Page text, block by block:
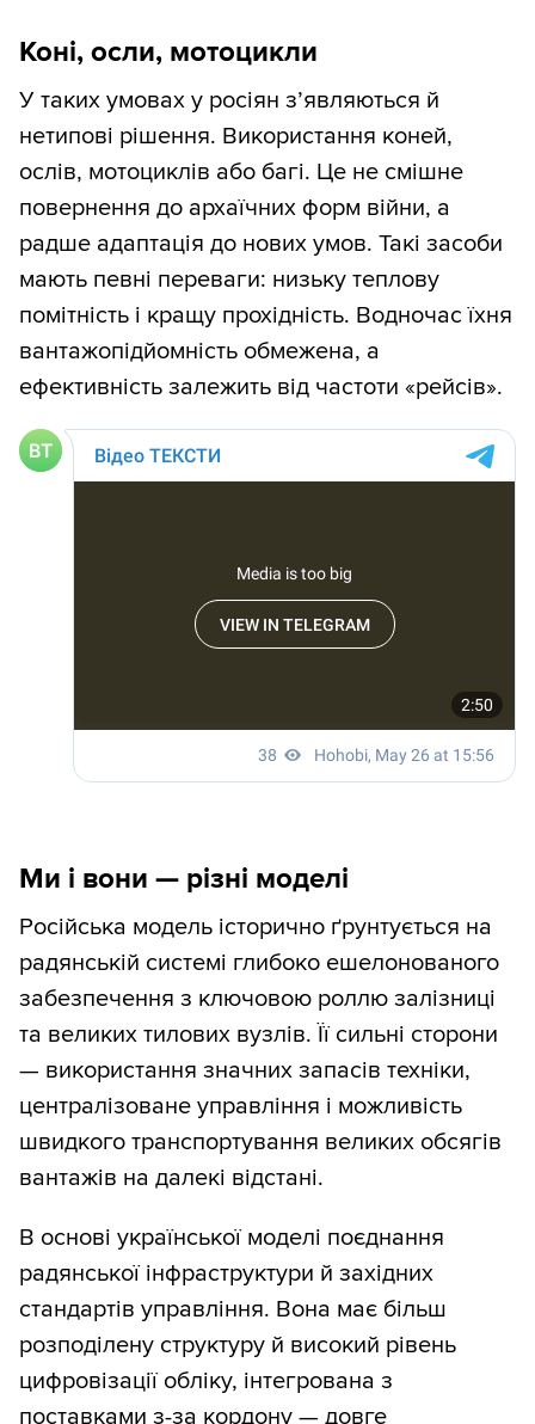
Коні, осли, мотоцикли
У таких умовах у росіян з’являються й
нетипові рішення. Використання коней,
ослів, мотоциклів або багі. Це не смішне
повернення до архаїчних форм війни, а
радше адаптація до нових умов. Такі засоби
мають певні переваги: низьку теплову
помітність і кращу прохідність. Водночас їхня
вантажопідйомність обмежена, а
ефективність залежить від частоти «рейсів».
Ми і вони — різні моделі
Російська модель історично ґрунтується на
радянській системі глибоко ешелонованого
забезпечення з ключовою роллю залізниці
та великих тилових вузлів. Її сильні сторони
— використання значних запасів техніки,
централізоване управління і можливість
швидкого транспортування великих обсягів
вантажів на далекі відстані.
В основі української моделі поєднання
радянської інфраструктури й західних
стандартів управління. Вона має більш
розподілену структуру й високий рівень
цифровізації обліку, інтегрована з
поставками з-за кордону — довге